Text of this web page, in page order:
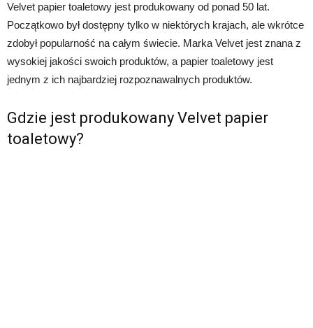
Velvet papier toaletowy jest produkowany od ponad 50 lat.
Początkowo był dostępny tylko w niektórych krajach, ale wkrótce
zdobył popularność na całym świecie. Marka Velvet jest znana z
wysokiej jakości swoich produktów, a papier toaletowy jest
jednym z ich najbardziej rozpoznawalnych produktów.
Gdzie jest produkowany Velvet papier
toaletowy?